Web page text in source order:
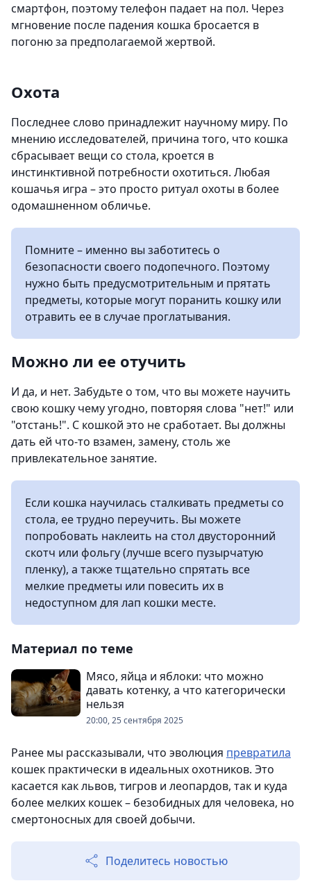
смартфон, поэтому телефон падает на пол. Через
мгновение после падения кошка бросается в
погоню за предполагаемой жертвой.
Охота
Последнее слово принадлежит научному миру. По
мнению исследователей, причина того, что кошка
сбрасывает вещи со стола, кроется в
инстинктивной потребности охотиться. Любая
кошачья игра – это просто ритуал охоты в более
одомашненном обличье.
Помните – именно вы заботитесь о
безопасности своего подопечного. Поэтому
нужно быть предусмотрительным и прятать
предметы, которые могут поранить кошку или
отравить ее в случае проглатывания.
Можно ли ее отучить
И да, и нет. Забудьте о том, что вы можете научить
свою кошку чему угодно, повторяя слова "нет!" или
"отстань!". С кошкой это не сработает. Вы должны
дать ей что-то взамен, замену, столь же
привлекательное занятие.
Если кошка научилась сталкивать предметы со
стола, ее трудно переучить. Вы можете
попробовать наклеить на стол двусторонний
скотч или фольгу (лучше всего пузырчатую
пленку), а также тщательно спрятать все
мелкие предметы или повесить их в
недоступном для лап кошки месте.
Материал по теме
Мясо, яйца и яблоки: что можно
давать котенку, а что категорически
нельзя
20:00, 25 сентября 2025
Ранее мы рассказывали, что эволюция превратила
кошек практически в идеальных охотников. Это
касается как львов, тигров и леопардов, так и куда
более мелких кошек – безобидных для человека, но
смертоносных для своей добычи.
Поделитесь новостью